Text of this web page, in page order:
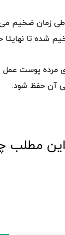
زمان ضخیم
شده تا
مرده پوست عمل
آن حفظ شود.
این مطلب